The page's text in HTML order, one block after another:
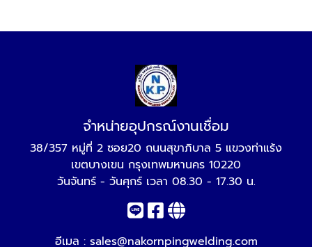
จำหน่ายอุปกรณ์งานเชื่อม
38/357 หมู่ที่ 2 ซอย20 ถนนสุขาภิบาล 5 แขวงท่าแร้ง
เขตบางเขน กรุงเทพมหานคร 10220
วันจันทร์ - วันศุกร์ เวลา 08.30 - 17.30 น.
อีเมล : sales@nakornpingwelding.com